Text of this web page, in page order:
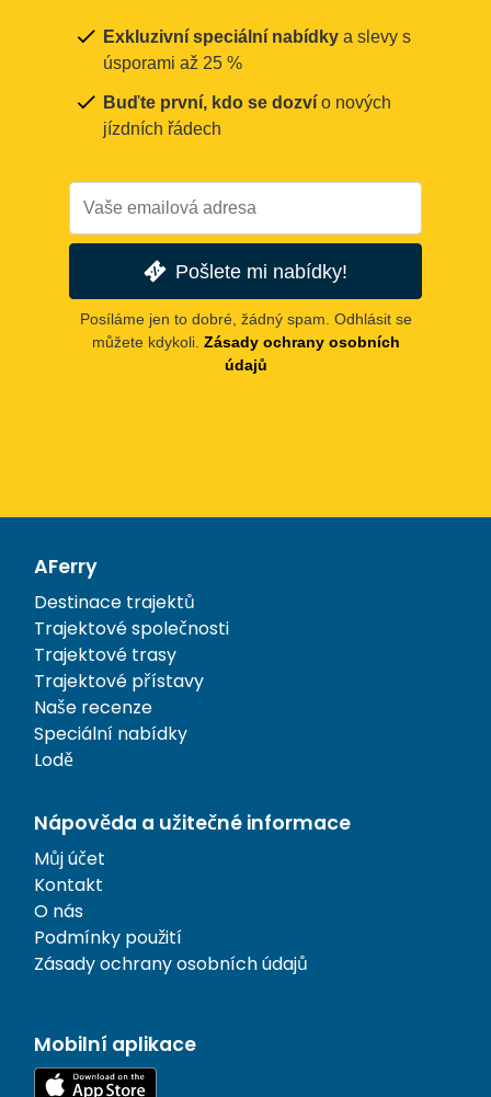
Exkluzivní speciální nabídky a slevy s
úsporami až 25 %
Buďte první, kdo se dozví o nových
jízdních řádech
Pošlete mi nabídky!
Posíláme jen to dobré, žádný spam. Odhlásit se
můžete kdykoli. Zásady ochrany osobních
údajů
AFerry
Destinace trajektů
Trajektové společnosti
Trajektové trasy
Trajektové přístavy
Naše recenze
Speciální nabídky
Lodě
Nápověda a užitečné informace
Můj účet
Kontakt
O nás
Podmínky použití
Zásady ochrany osobních údajů
Mobilní aplikace